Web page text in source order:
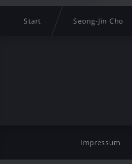
Start Seong-Jin Cho
Impressum